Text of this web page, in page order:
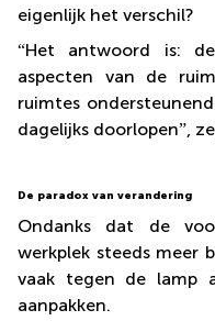
eigenlijk het verschil?
“Het antwoord is:
aspecten van de
ruimtes
dagelijks doorlopen” ,
De paradox van verandering
Ondanks dat de
werkplek steeds meer
vaak tegen de lamp
aanpakken.